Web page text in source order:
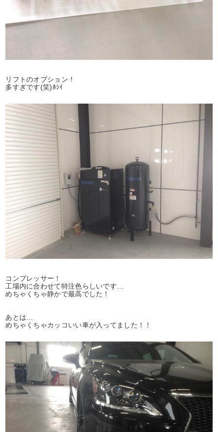
リフトのオプション！
多すぎです(笑)ﾎｼｲ
コンプレッサー！
工場内に合わせて特注色らしいです…
めちゃくちゃ静かで最高でした！
あとは…
めちゃくちゃカッコいい車が入ってました！！